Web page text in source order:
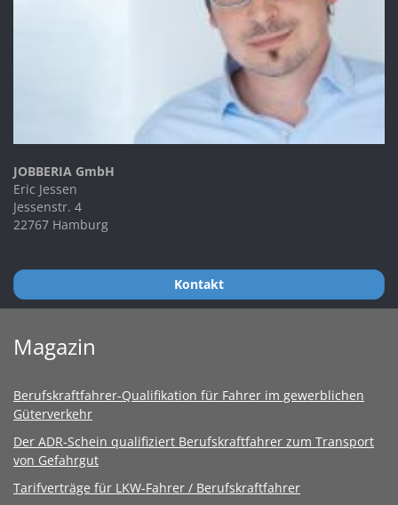
JOBBERIA GmbH
Eric Jessen
Jessenstr. 4
22767 Hamburg
Kontakt
Magazin
Berufskraftfahrer-Qualifikation für Fahrer im gewerblichen
Güterverkehr
Der ADR-Schein qualifiziert Berufskraftfahrer zum Transport
von Gefahrgut
Tarifverträge für LKW-Fahrer / Berufskraftfahrer